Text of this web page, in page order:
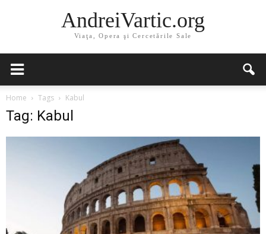
AndreiVartic.org
Viaţa, Opera şi Cercetările Sale
Home Tags Kabul
Tag: Kabul